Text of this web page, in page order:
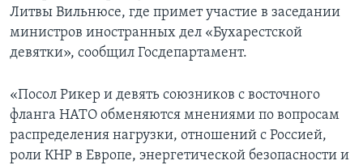
Литвы Вильнюсе, где примет участие в заседании
министров иностранных дел «Бухарестской
девятки», сообщил Госдепартамент.
«Посол Рикер и девять союзников с восточного
фланга НАТО обменяются мнениями по вопросам
распределения нагрузки, отношений с Россией,
роли КНР в Европе, энергетической безопасности и